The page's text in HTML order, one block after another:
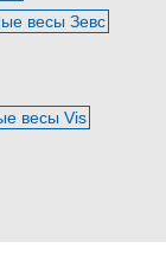
весы Зевс
весы Vis